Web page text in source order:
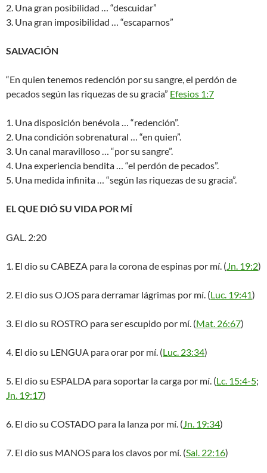
2. Una gran posibilidad … “descuidar”
3. Una gran imposibilidad … “escaparnos”
SALVACIÓN
“En quien tenemos redención por su sangre, el perdón de
pecados según las riquezas de su gracia” Efesios 1:7
1. Una disposición benévola … “redención”.
2. Una condición sobrenatural … “en quien”.
3. Un canal maravilloso … “por su sangre”.
4. Una experiencia bendita … “el perdón de pecados”.
5. Una medida infinita … “según las riquezas de su gracia”.
EL QUE DIÓ SU VIDA POR MÍ
GAL. 2:20
1. El dio su CABEZA para la corona de espinas por mí. (Jn. 19:2)
2. El dio sus OJOS para derramar lágrimas por mí. (Luc. 19:41)
3. El dio su ROSTRO para ser escupido por mí. (Mat. 26:67)
4. El dio su LENGUA para orar por mí. (Luc. 23:34)
5. El dio su ESPALDA para soportar la carga por mí. (Lc. 15:4-5;
Jn. 19:17)
6. El dio su COSTADO para la lanza por mí. (Jn. 19:34)
7. El dio sus MANOS para los clavos por mí. (Sal. 22:16)